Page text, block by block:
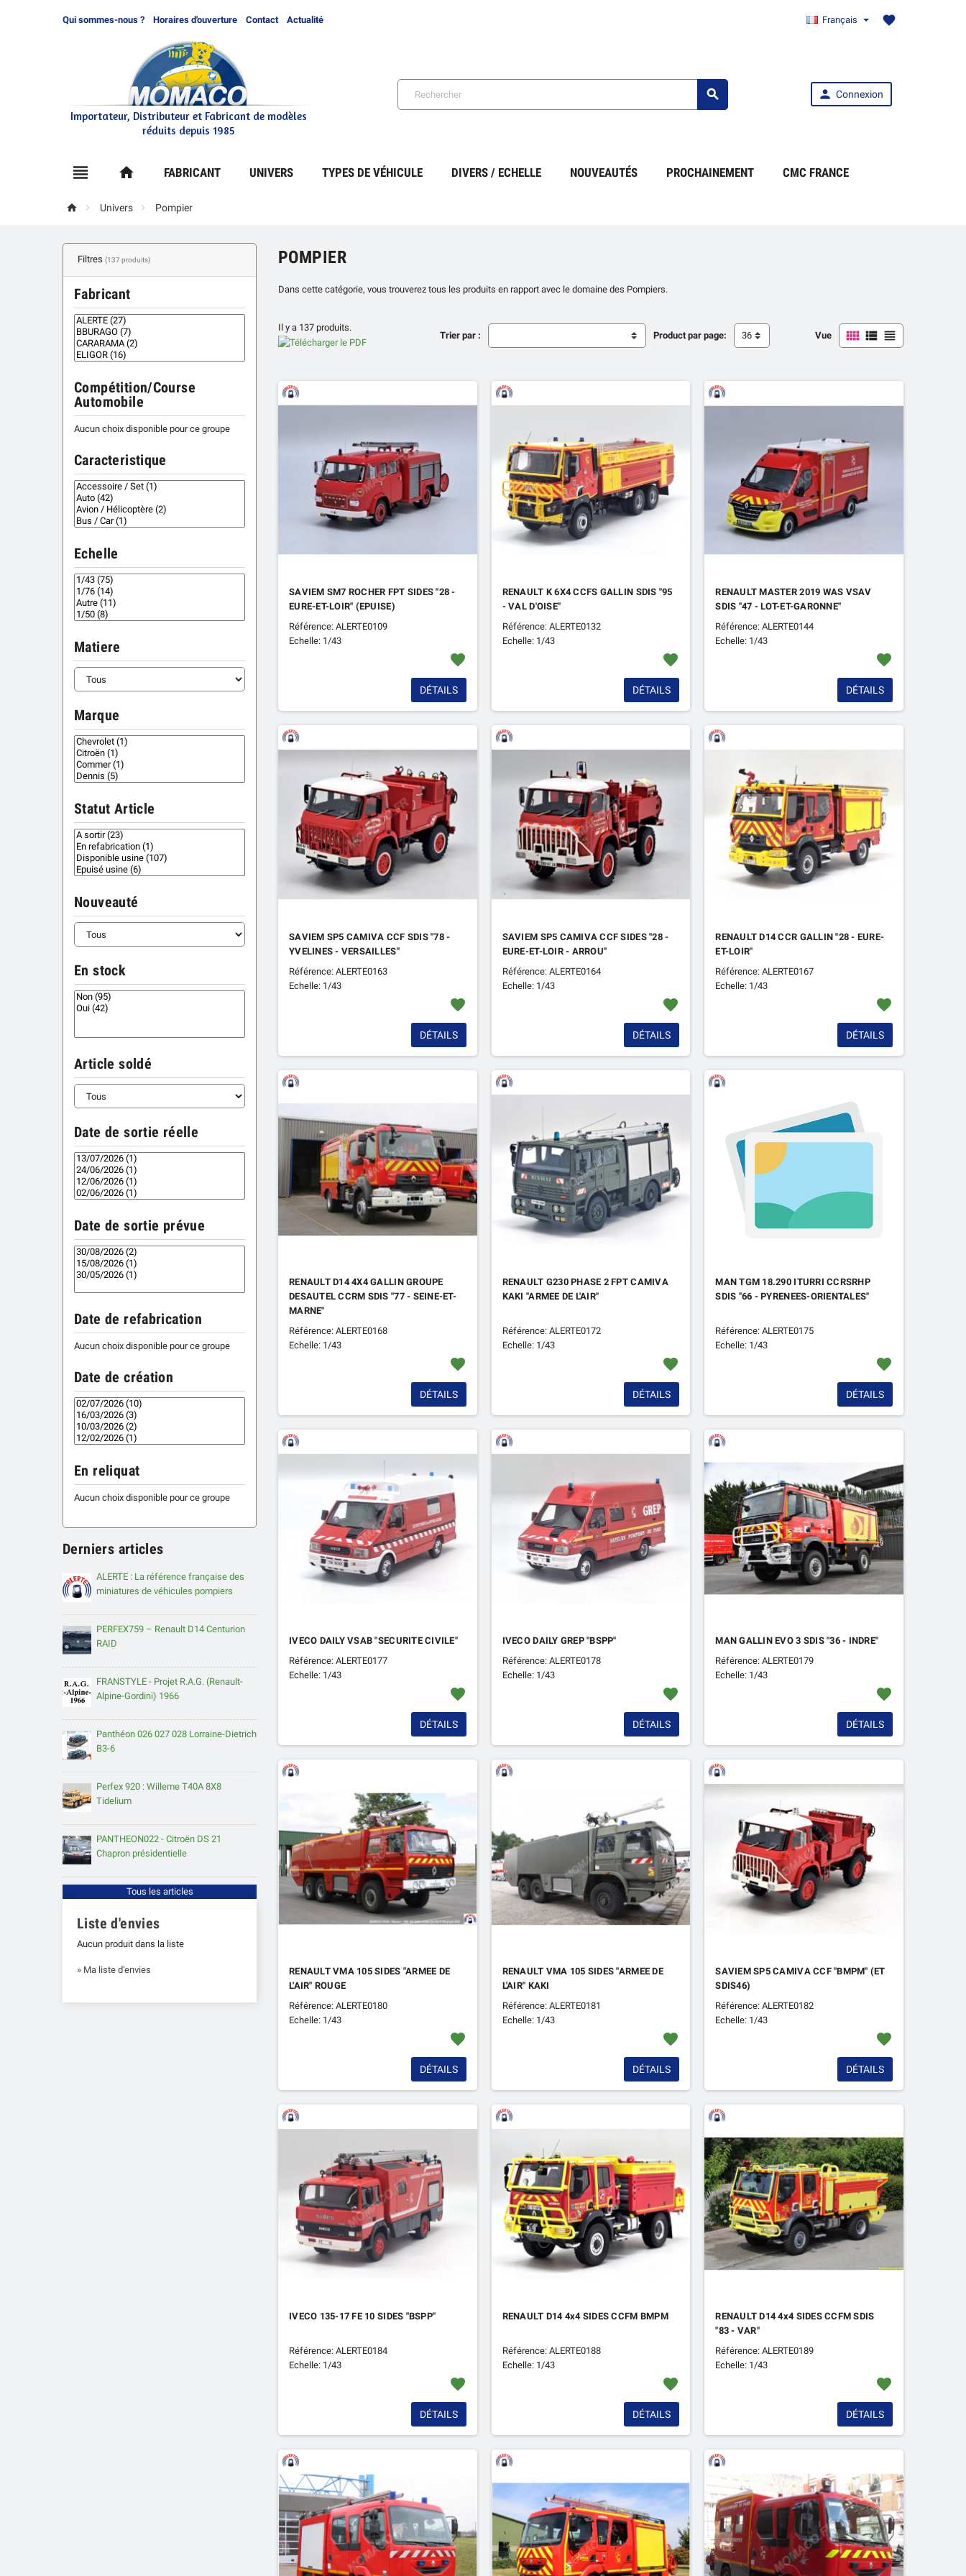
Qui sommes-nous ? Horaires d'ouverture Contact Actualité Français favorite
Importateur, Distributeur et Fabricant de modèles
réduits depuis 1985
  Connexion
 home FABRICANT UNIVERS TYPES DE VÉHICULE DIVERS / ECHELLE NOUVEAUTÉS PROCHAINEMENT CMC FRANCE
  Univers  Pompier
Filtres (137 produits)
Fabricant
Compétition/Course
Automobile
Aucun choix disponible pour ce groupe
Caracteristique
Echelle
Matiere
Marque
Statut Article
Nouveauté
En stock
Article soldé
Date de sortie réelle
Date de sortie prévue
Date de refabrication
Aucun choix disponible pour ce groupe
Date de création
En reliquat
Aucun choix disponible pour ce groupe
Derniers articles
ALERTE : La référence française des
miniatures de véhicules pompiers
PERFEX759 – Renault D14 Centurion
RAID
FRANSTYLE - Projet R.A.G. (Renault-
Alpine-Gordini) 1966
Panthéon 026 027 028 Lorraine-Dietrich
B3-6
Perfex 920 : Willeme T40A 8X8
Tidelium
PANTHEON022 - Citroën DS 21
Chapron présidentielle
Tous les articles
Liste d'envies
Aucun produit dans la liste
» Ma liste d'envies
POMPIER
Dans cette catégorie, vous trouverez tous les produits en rapport avec le domaine des Pompiers.
Il y a 137 produits.
Trier par : Product par page: 36 Vue   
SAVIEM SM7 ROCHER FPT SIDES "28 -
EURE-ET-LOIR" (EPUISE)
Référence: ALERTE0109
Echelle: 1/43
favorite
DÉTAILS
RENAULT K 6X4 CCFS GALLIN SDIS "95
- VAL D'OISE"
Référence: ALERTE0132
Echelle: 1/43
favorite
DÉTAILS
RENAULT MASTER 2019 WAS VSAV
SDIS "47 - LOT-ET-GARONNE"
Référence: ALERTE0144
Echelle: 1/43
favorite
DÉTAILS
SAVIEM SP5 CAMIVA CCF SDIS "78 -
YVELINES - VERSAILLES"
Référence: ALERTE0163
Echelle: 1/43
favorite
DÉTAILS
SAVIEM SP5 CAMIVA CCF SIDES "28 -
EURE-ET-LOIR - ARROU"
Référence: ALERTE0164
Echelle: 1/43
favorite
DÉTAILS
RENAULT D14 CCR GALLIN "28 - EURE-
ET-LOIR"
Référence: ALERTE0167
Echelle: 1/43
favorite
DÉTAILS
RENAULT D14 4X4 GALLIN GROUPE
DESAUTEL CCRM SDIS "77 - SEINE-ET-
MARNE"
Référence: ALERTE0168
Echelle: 1/43
favorite
DÉTAILS
RENAULT G230 PHASE 2 FPT CAMIVA
KAKI "ARMEE DE L'AIR"
Référence: ALERTE0172
Echelle: 1/43
favorite
DÉTAILS
MAN TGM 18.290 ITURRI CCRSRHP
SDIS "66 - PYRENEES-ORIENTALES"
Référence: ALERTE0175
Echelle: 1/43
favorite
DÉTAILS
IVECO DAILY VSAB "SECURITE CIVILE"
Référence: ALERTE0177
Echelle: 1/43
favorite
DÉTAILS
IVECO DAILY GREP "BSPP"
Référence: ALERTE0178
Echelle: 1/43
favorite
DÉTAILS
MAN GALLIN EVO 3 SDIS "36 - INDRE"
Référence: ALERTE0179
Echelle: 1/43
favorite
DÉTAILS
RENAULT VMA 105 SIDES "ARMEE DE
L'AIR" ROUGE
Référence: ALERTE0180
Echelle: 1/43
favorite
DÉTAILS
RENAULT VMA 105 SIDES "ARMEE DE
L'AIR" KAKI
Référence: ALERTE0181
Echelle: 1/43
favorite
DÉTAILS
SAVIEM SP5 CAMIVA CCF "BMPM" (ET
SDIS46)
Référence: ALERTE0182
Echelle: 1/43
favorite
DÉTAILS
IVECO 135-17 FE 10 SIDES "BSPP"
Référence: ALERTE0184
Echelle: 1/43
favorite
DÉTAILS
RENAULT D14 4x4 SIDES CCFM BMPM
Référence: ALERTE0188
Echelle: 1/43
favorite
DÉTAILS
RENAULT D14 4x4 SIDES CCFM SDIS
"83 - VAR"
Référence: ALERTE0189
Echelle: 1/43
favorite
DÉTAILS